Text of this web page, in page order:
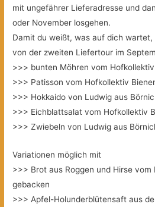
mit ungefährer Lieferadresse und
oder November losgehen.
Damit du weißt, was auf dich
von der zweiten Liefertour im
>>> bunten Möhren vom
>>> Patisson vom Hofkollektiv
>>> Hokkaido von Ludwig aus
>>> Eichblattsalat vom Hofkollektiv
>>> Zwiebeln von Ludwig aus
Variationen möglich mit
>>> Brot aus Roggen und Hirse vom
gebacken
>>> Apfel-Holunderblütensaft aus